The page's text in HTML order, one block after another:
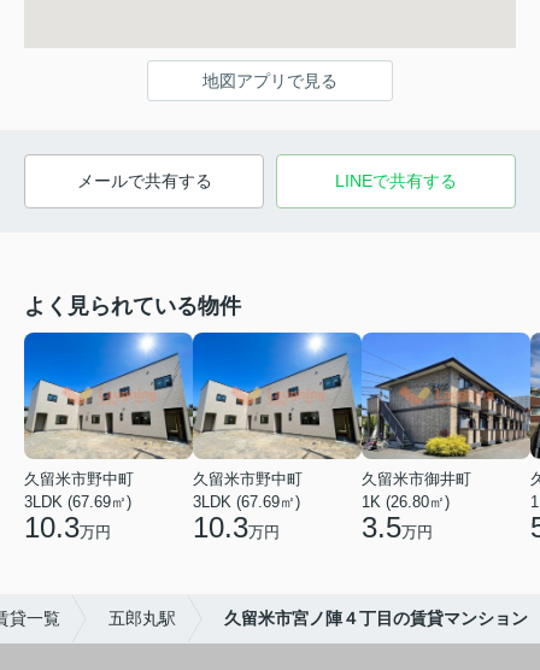
地図アプリで見る
メールで共有する LINEで共有する
よく見られている物件
久留米市野中町
3LDK (67.69㎡)
10.3万円
久留米市野中町
3LDK (67.69㎡)
10.3万円
久留米市御井町
1K (26.80㎡)
3.5万円
貸一覧 五郎丸駅 久留米市宮ノ陣４丁目の賃貸マンション